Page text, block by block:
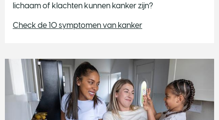
lichaam of klachten kunnen kanker zijn?
Check de 10 symptomen van kanker